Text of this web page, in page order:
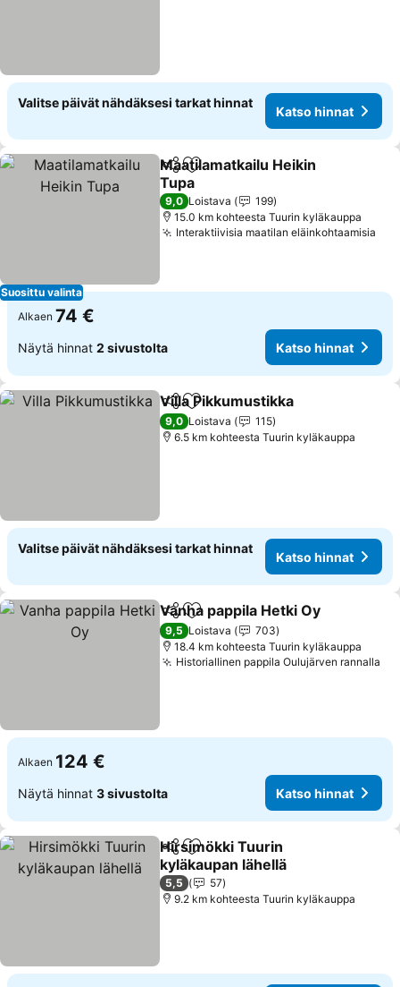
Valitse päivät nähdäksesi tarkat hinnat
Katso hinnat
Suosittu valinta
Jaa Lisää suosikkeihin
Maatilamatkailu Heikin
Tupa
Katso hinnat
9,0 Loistava
199
15.0 km kohteesta Tuurin kyläkauppa
Interaktiivisia maatilan eläinkohtaamisia
Alkaen 74 €
Näytä hinnat 2 sivustolta Katso hinnat
Jaa Lisää suosikkeihin
Villa Pikkumustikka
9,0 Loistava
115
6.5 km kohteesta Tuurin kyläkauppa
Valitse päivät nähdäksesi tarkat hinnat
Katso hinnat
Jaa Lisää suosikkeihin
Vanha pappila Hetki Oy
9,5 Loistava
703
18.4 km kohteesta Tuurin kyläkauppa
Historiallinen pappila Oulujärven rannalla
Alkaen 124 €
Näytä hinnat 3 sivustolta Katso hinnat
Jaa Lisää suosikkeihin
Hirsimökki Tuurin
kyläkaupan lähellä
Katso hinnat
5,5
57
9.2 km kohteesta Tuurin kyläkauppa